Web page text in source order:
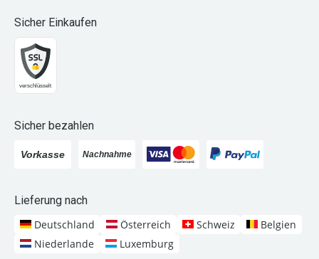
Sicher Einkaufen
Sicher bezahlen
Lieferung nach
Deutschland
Österreich Schweiz
Belgien
Niederlande
Luxemburg